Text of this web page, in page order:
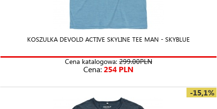
KOSZULKA DEVOLD ACTIVE SKYLINE TEE MAN - SKYBLUE
Cena katalogowa: 299.00PLN
Cena:254 PLN
-15,1%